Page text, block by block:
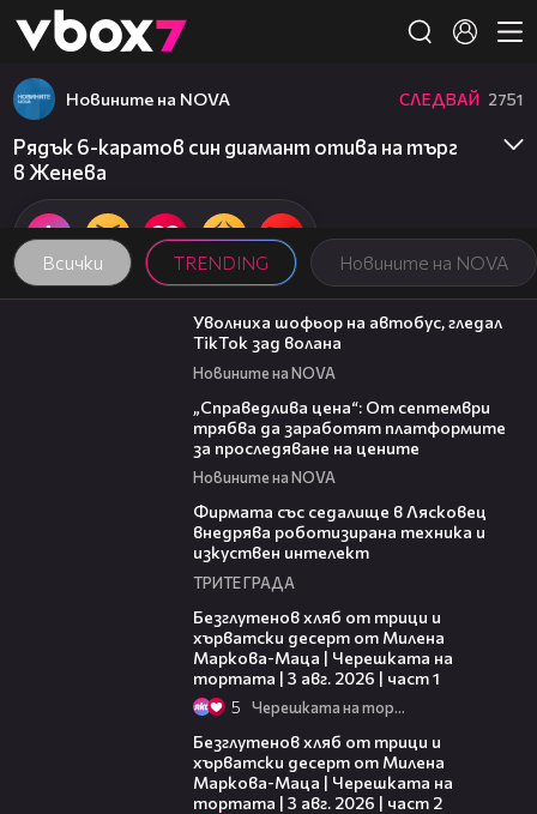
👾
Всички TRENDING Новините на NOVA
Новините на NOVA СЛЕДВАЙ 2751
Рядък 6-каратов син диамант отива на търг
в Женева
00:19
Уволниха шофьор на автобус, гледал
TikTok зад волана
Новините на NOVA
„Справедлива цена“: От септември
трябва да заработят платформите
за проследяване на цените
Новините на NOVA
Фирмата със седалище в Лясковец
внедрява роботизирана техника и
изкуствен интелект
ТРИТЕ ГРАДА
Безглутенов хляб от трици и
хърватски десерт от Милена
Маркова-Маца | Черешката на
тортата | 3 авг. 2026 | част 1
5 Черешката на тортата
Безглутенов хляб от трици и
хърватски десерт от Милена
Маркова-Маца | Черешката на
тортата | 3 авг. 2026 | част 2